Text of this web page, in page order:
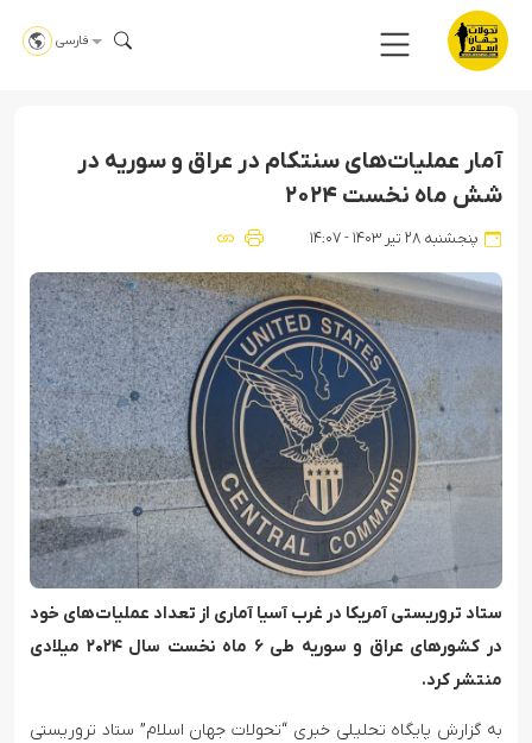
فارسی
آمار عملیات‌های سنتکام در عراق و سوریه در
شش ماه نخست ۲۰۲۴
پنجشنبه ۲۸ تیر ۱۴۰۳ - ۱۴:۰۷
ستاد تروریستی آمریکا در غرب آسیا آماری از تعداد عملیات‌های خود
در کشورهای عراق و سوریه طی ۶ ماه نخست سال ۲۰۲۴ میلادی
منتشر کرد.
به گزارش پایگاه تحلیلی خبری “تحولات جهان اسلام” ستاد تروریستی